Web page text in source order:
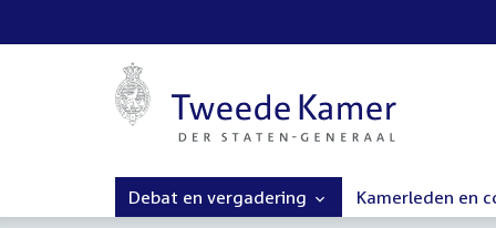
Debat en vergadering Kamerleden en